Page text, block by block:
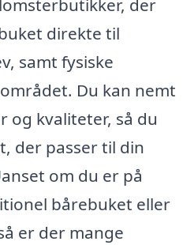
der
direkte til
samt fysiske
Du kan nemt
og kvaliteter, så du
der passer til din
om du er på
bårebuket eller
er der mange